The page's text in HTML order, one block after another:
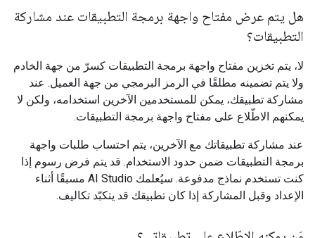
هل يتم عرض مفتاح واجهة برمجة التطبيقات عند مشاركة
التطبيقات؟
لا، يتم تخزين مفتاح واجهة برمجة التطبيقات كسرّ من جهة الخادم
ولا يتم تضمينه مطلقًا في الرمز البرمجي من جهة العميل. عند
مشاركة تطبيقك، يمكن للمستخدمين الآخرين استخدامه، ولكن لا
يمكنهم الاطّلاع على مفتاح واجهة برمجة التطبيقات.
عند مشاركة تطبيقاتك مع الآخرين، يتم احتساب طلبات واجهة
برمجة التطبيقات ضمن حدود الاستخدام. قد يتم فرض رسوم إذا
كنت تستخدم نماذج مدفوعة. سيُعلمك AI Studio مسبقًا أثناء
الإعداد وقبل المشاركة إذا كان تطبيقك قد يتكبّد تكاليف.